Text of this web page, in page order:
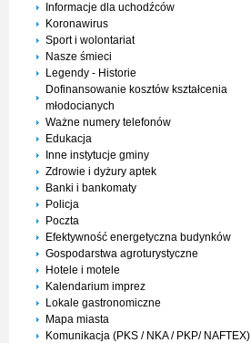
Informacje dla uchodźców
Koronawirus
Sport i wolontariat
Nasze śmieci
Legendy - Historie
Dofinansowanie kosztów kształcenia
młodocianych
Ważne numery telefonów
Edukacja
Inne instytucje gminy
Zdrowie i dyżury aptek
Banki i bankomaty
Policja
Poczta
Efektywność energetyczna budynków
Gospodarstwa agroturystyczne
Hotele i motele
Kalendarium imprez
Lokale gastronomiczne
Mapa miasta
Komunikacja (PKS / NKA / PKP/ NAFTEX)